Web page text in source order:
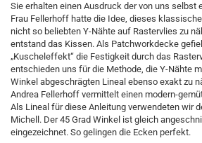
Sie erhalten einen Ausdruck der von uns selbst
Frau Fellerhoff hatte die Idee, dieses
nicht so beliebten Y-Nähte auf Rastervlies zu
entstand das Kissen. Als Patchworkdecke
„Kuscheleffekt“ die Festigkeit durch das
entschieden uns für die Methode, die Y-Nähte
Winkel abgeschrägten Lineal ebenso exakt zu
Andrea Fellerhoff vermittelt einen modern-
Als Lineal für diese Anleitung verwendeten wir
Michell. Der 45 Grad Winkel ist gleich
eingezeichnet. So gelingen die Ecken perfekt.